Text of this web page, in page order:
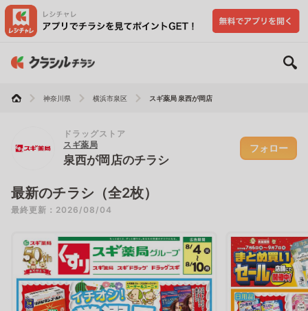
神奈川県 横浜市泉区 スギ薬局 泉西が岡店
ドラッグストア
スギ薬局
泉西が岡店のチラシ
フォロー
最新のチラシ（全2枚）
最終更新：2026/08/04